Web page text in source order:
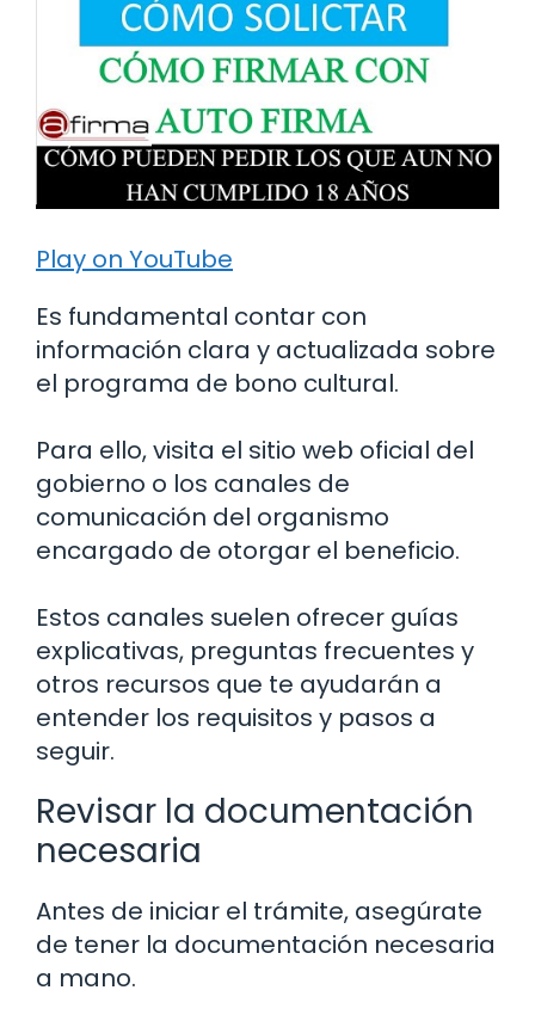
Play on YouTube
Es fundamental contar con
información clara y actualizada sobre
el programa de bono cultural.
Para ello, visita el sitio web oficial del
gobierno o los canales de
comunicación del organismo
encargado de otorgar el beneficio.
Estos canales suelen ofrecer guías
explicativas, preguntas frecuentes y
otros recursos que te ayudarán a
entender los requisitos y pasos a
seguir.
Revisar la documentación
necesaria
Antes de iniciar el trámite, asegúrate
de tener la documentación necesaria
a mano.